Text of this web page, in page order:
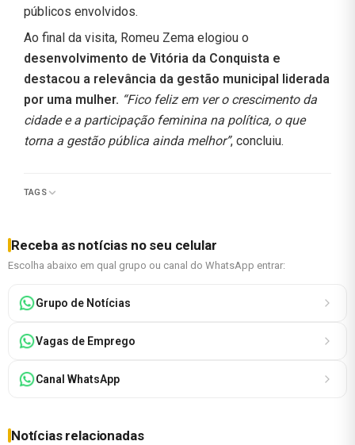
públicos envolvidos.
Ao final da visita, Romeu Zema elogiou o
desenvolvimento de Vitória da Conquista e
destacou a relevância da gestão municipal liderada
por uma mulher. “Fico feliz em ver o crescimento da
cidade e a participação feminina na política, o que
torna a gestão pública ainda melhor”, concluiu.
TAGS
Receba as notícias no seu celular
Escolha abaixo em qual grupo ou canal do WhatsApp entrar:
Grupo de Notícias
Vagas de Emprego
Canal WhatsApp
Notícias relacionadas